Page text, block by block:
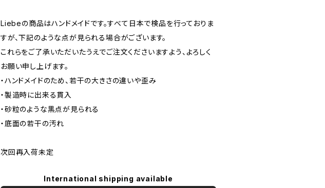
Liebeの商品はハンドメイドです。すべて日本で検品を行っておりま
すが、下記のような点が見られる場合がございます。
これらをご了承いただいたうえでご注文くださいますよう、よろしく
お願い申し上げます。
・ハンドメイドのため、若干の大きさの違いや歪み
・製造時に出来る貫入
・砂粒のような黒点が見られる
・底面の若干の汚れ
次回再入荷未定
International shipping available